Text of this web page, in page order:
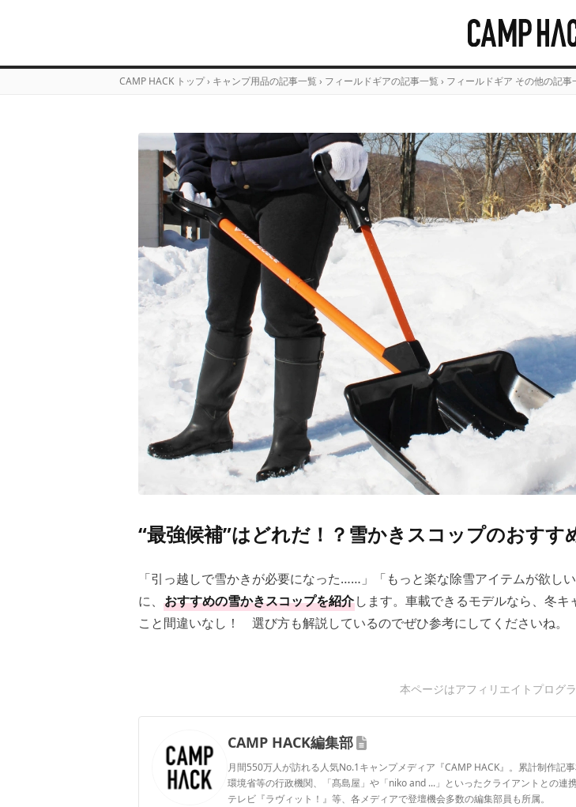
CAMP HACK トップ › キャンプ用品の記事一覧 › フィールドギアの記事一覧 › フィールドギア その他の記事
“最強候補”はどれだ！？雪かきスコップのおすす
「引っ越しで雪かきが必要になった……」「もっと楽な除雪アイテムが欲し
に、 おすすめの雪かきスコップを紹介します。車載できるモデルなら、冬キ
こと間違いなし！ 選び方も解説しているのでぜひ参考にしてくださいね。
本ページはアフィリエイトプログ
CAMP HACK編集部
月間550万人が訪れる人気No.1キャンプメディア『CAMP HACK』。累計制作記事
環境省等の行政機関、「髙島屋」や「niko and ...」といったクライアントとの連
テレビ『ラヴィット！』等、各メディアで登壇機会多数の編集部員も所属。